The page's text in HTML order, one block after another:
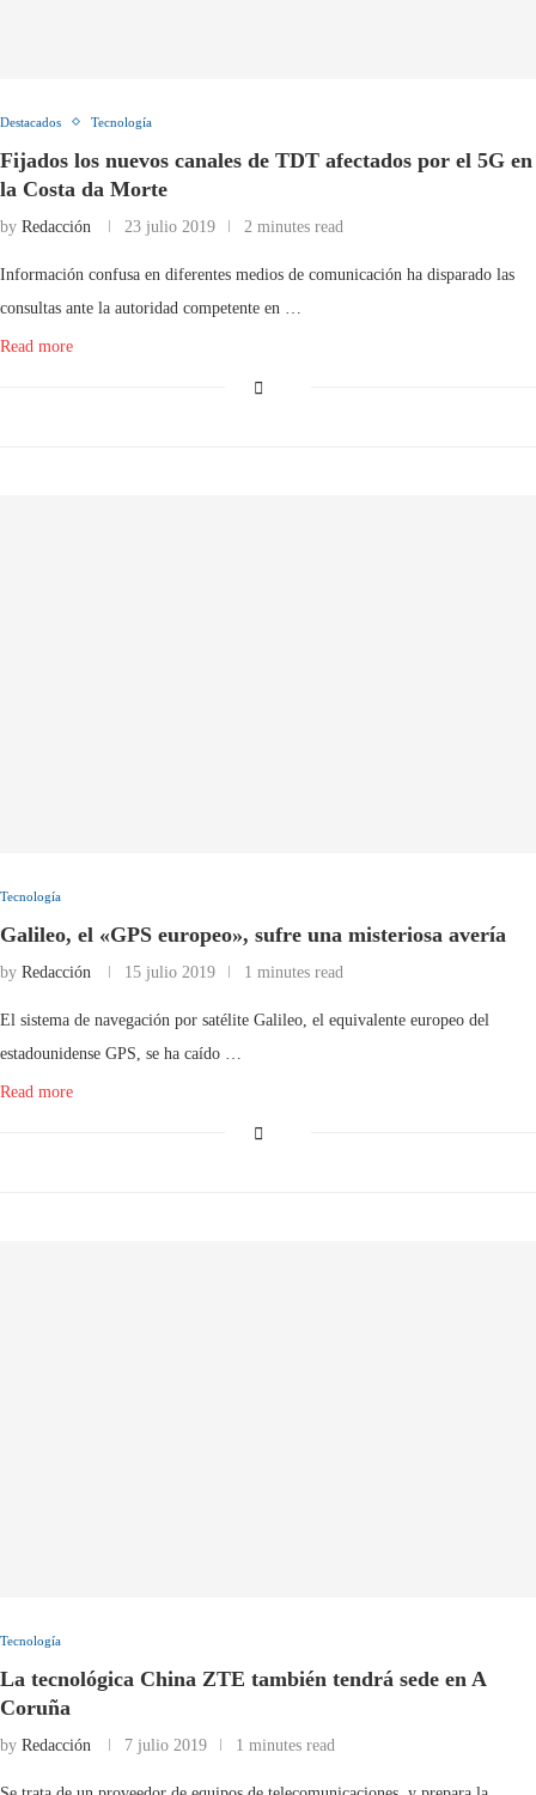
Destacados Tecnología
Fijados los nuevos canales de TDT afectados por el 5G en
la Costa da Morte
by Redacción 23 julio 2019 2 minutes read
Información confusa en diferentes medios de comunicación ha disparado las
consultas ante la autoridad competente en …
Read more
Tecnología
Galileo, el «GPS europeo», sufre una misteriosa avería
by Redacción 15 julio 2019 1 minutes read
El sistema de navegación por satélite Galileo, el equivalente europeo del
estadounidense GPS, se ha caído …
Read more
Tecnología
La tecnológica China ZTE también tendrá sede en A
Coruña
by Redacción 7 julio 2019 1 minutes read